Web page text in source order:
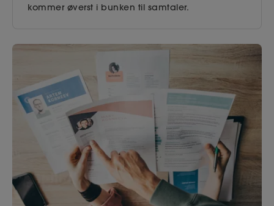
kommer øverst i bunken til samtaler.